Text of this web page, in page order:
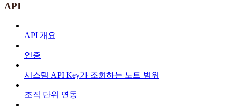
API
API 개요
인증
시스템 API Key가 조회하는 노트 범위
조직 단위 연동